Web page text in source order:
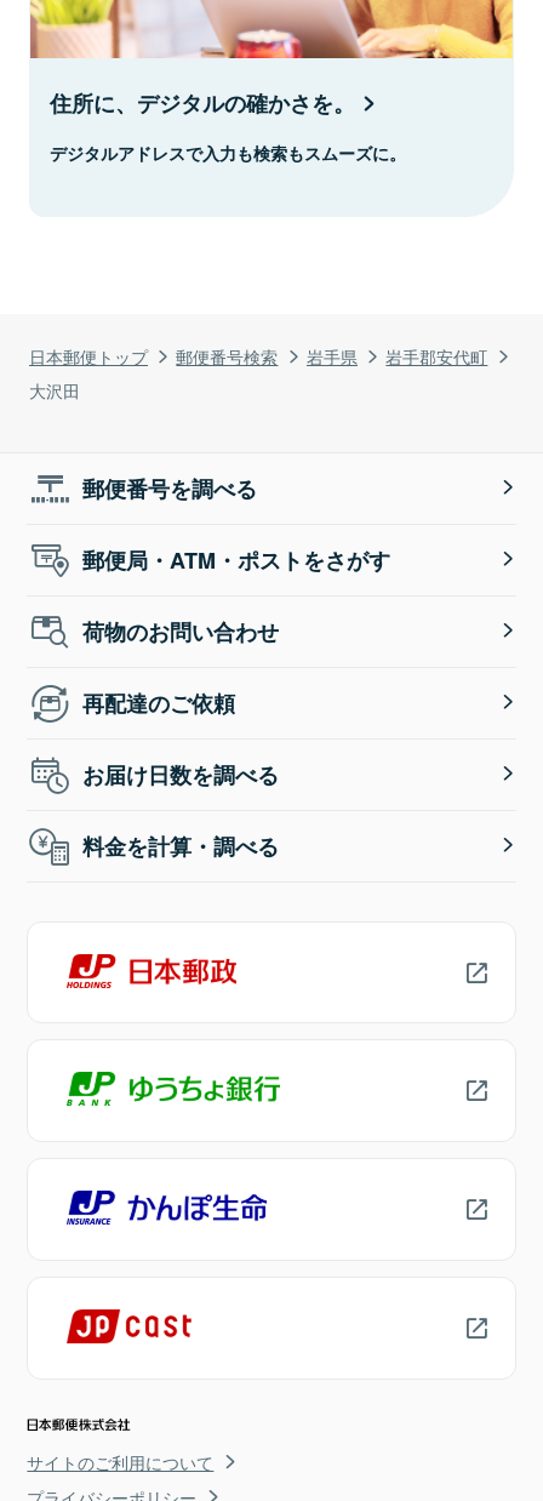
日本郵便トップ 郵便番号検索 岩手県
岩手郡安代町
大沢田
住所に、デジタルの確かさを。
デジタルアドレスで入力も検索もスムーズに。
郵便番号を調べる
郵便局・ATM・ポストをさがす
荷物のお問い合わせ
再配達のご依頼
お届け日数を調べる
料金を計算・調べる
サイトのご利用について